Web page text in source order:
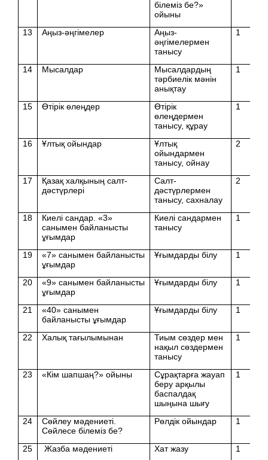
білеміз бе?»
ойыны
13 Аңыз-әңгімелер
Аңыз-
әңгімелермен
танысу
1
14 Мысалдар
Мысалдардың
тәрбиелік мәнін
анықтау
1
15 Өтірік өлеңдер
Өтірік
өлеңдермен
танысу, құрау
1
16 Ұлтық ойындар
Ұлтық
ойындармен
танысу, ойнау
2
17
Қазақ халқының салт-
дәстүрлері
Салт-
дәстүрлермен
танысу, сахналау
2
18
Киелі сандар. «3»
санымен байланысты
ұғымдар
Киелі сандармен
танысу
1
19
«7» санымен байланысты
ұғымдар
Ұғымдарды білу 1
20
«9» санымен байланысты
ұғымдар
Ұғымдарды білу 1
21
«40» санымен
байланысты ұғымдар
Ұғымдарды білу 1
22 Халық тағылымынан
Тиым сөздер мен
нақыл сөздермен
танысу
1
23 «Кім шапшаң?» ойыны
Сұрақтарға жауап
беру арқылы
баспалдақ
шыңына шығу
1
24
Сөйлеу мәдениеті.
Сөйлесе білеміз бе?
Рөлдік ойындар 1
25 Жазба мәдениеті Хат жазу
1